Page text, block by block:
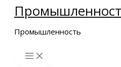
Перейти
содержимому
Промышленность